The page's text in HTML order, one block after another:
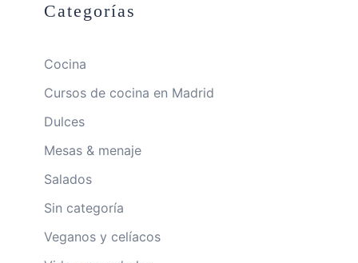
Categorías
Cocina
Cursos de cocina en Madrid
Dulces
Mesas & menaje
Salados
Sin categoría
Veganos y celíacos